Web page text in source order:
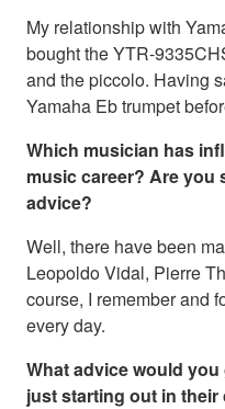
My relationship with
bought the YTR-
and the piccolo. Having
Yamaha Eb trumpet
Which musician has
music career? Are you
advice?
Well, there have been
Leopoldo Vidal, Pierre
course, I remember and
every day.
What advice would
just starting out in their